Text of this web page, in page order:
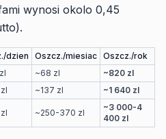
wynosi okolo 0,45
dzien Oszcz./miesiac Oszcz./rok
~68 zl
~820 zl
~137 zl
~1 640 zl
~250-370 zl
~3 000-4
400 zl